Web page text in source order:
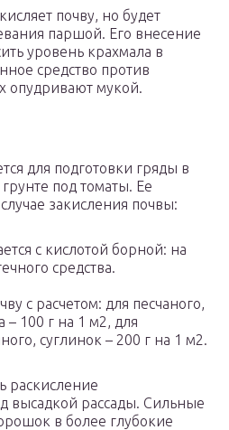
почву, но будет
паршой. Его внесение
уровень крахмала в
средство против
опудривают мукой.
для подготовки гряды в
под томаты. Ее
закисления почвы:
с кислотой борной: на
средства.
с расчетом: для песчаного,
– 100 г на 1 м2, для
суглинок – 200 г на 1 м2.
раскисление
высадкой рассады. Сильные
в более глубокие